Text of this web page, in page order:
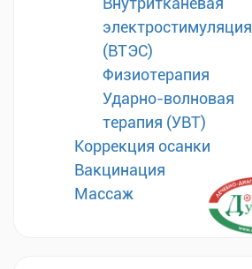
электростимуляция
(ВТЭС)
Физиотерапия
Ударно-волновая
терапия (УВТ)
Коррекция осанки
Вакцинация
Массаж